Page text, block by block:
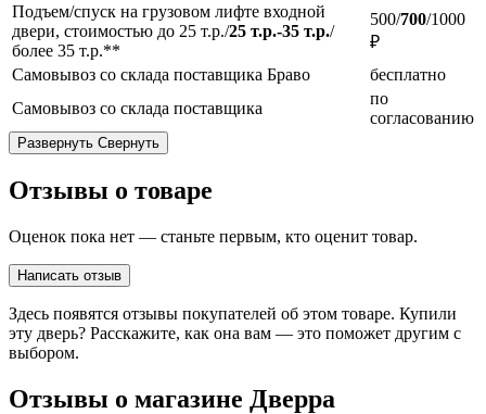
Подъем/спуск на грузовом лифте входной
двери, стоимостью до 25 т.р./25 т.р.-35 т.р./
более 35 т.р.**
500/700/1000
₽
Самовывоз со склада поставщика Браво
бесплатно
Самовывоз со склада поставщика
по
согласованию
Развернуть Свернуть
Отзывы о товаре
Оценок пока нет — станьте первым, кто оценит товар.
Написать отзыв
Здесь появятся отзывы покупателей об этом товаре. Купили
эту дверь? Расскажите, как она вам — это поможет другим с
выбором.
Отзывы о магазине Дверра